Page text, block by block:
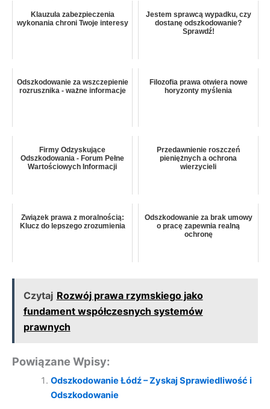
Klauzula zabezpieczenia
wykonania chroni Twoje interesy
Jestem sprawcą wypadku, czy
dostanę odszkodowanie?
Sprawdź!
Odszkodowanie za wszczepienie
rozrusznika - ważne informacje
Filozofia prawa otwiera nowe
horyzonty myślenia
Firmy Odzyskujące
Odszkodowania - Forum Pełne
Wartościowych Informacji
Przedawnienie roszczeń
pieniężnych a ochrona
wierzycieli
Związek prawa z moralnością:
Klucz do lepszego zrozumienia
Odszkodowanie za brak umowy
o pracę zapewnia realną
ochronę
Czytaj Rozwój prawa rzymskiego jako
fundament współczesnych systemów
prawnych
Powiązane Wpisy:
Odszkodowanie Łódź – Zyskaj Sprawiedliwość i
Odszkodowanie